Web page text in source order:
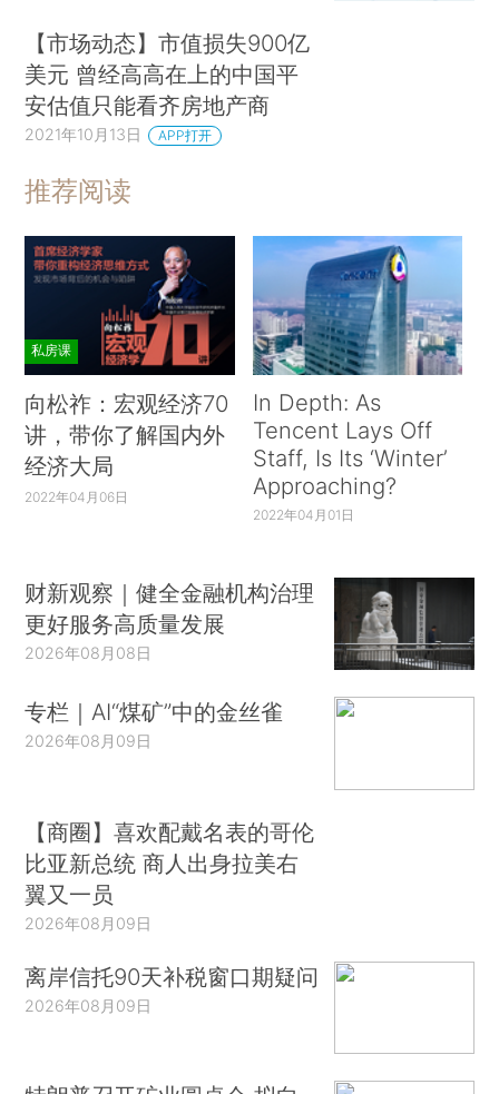
【市场动态】市值损失900亿
美元 曾经高高在上的中国平
安估值只能看齐房地产商
2021年10月13日 APP打开
推荐阅读
私房课
向松祚：宏观经济70
讲，带你了解国内外
经济大局
2022年04月06日
In Depth: As
Tencent Lays Off
Staff, Is Its ‘Winter’
Approaching?
2022年04月01日
财新观察｜健全金融机构治理
更好服务高质量发展
2026年08月08日
专栏｜AI“煤矿”中的金丝雀
2026年08月09日
【商圈】喜欢配戴名表的哥伦
比亚新总统 商人出身拉美右
翼又一员
2026年08月09日
离岸信托90天补税窗口期疑问
2026年08月09日